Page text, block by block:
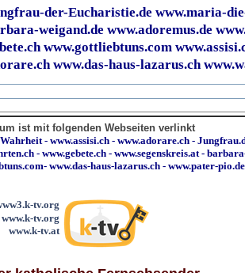
der-Eucharistie.de www.maria-
weigand.de www.adoremus.de
www.gottliebtuns.com
www.das-haus-lazarus.ch
ist mit folgenden Webseiten verlinkt
- www.assisi.ch - www.adorare.ch -
- www.gebete.ch - www.segenskreis.at -
- www.das-haus-lazarus.ch - www.pater-pio.de
tv.org
www.k-tv.org
www.k-tv.at